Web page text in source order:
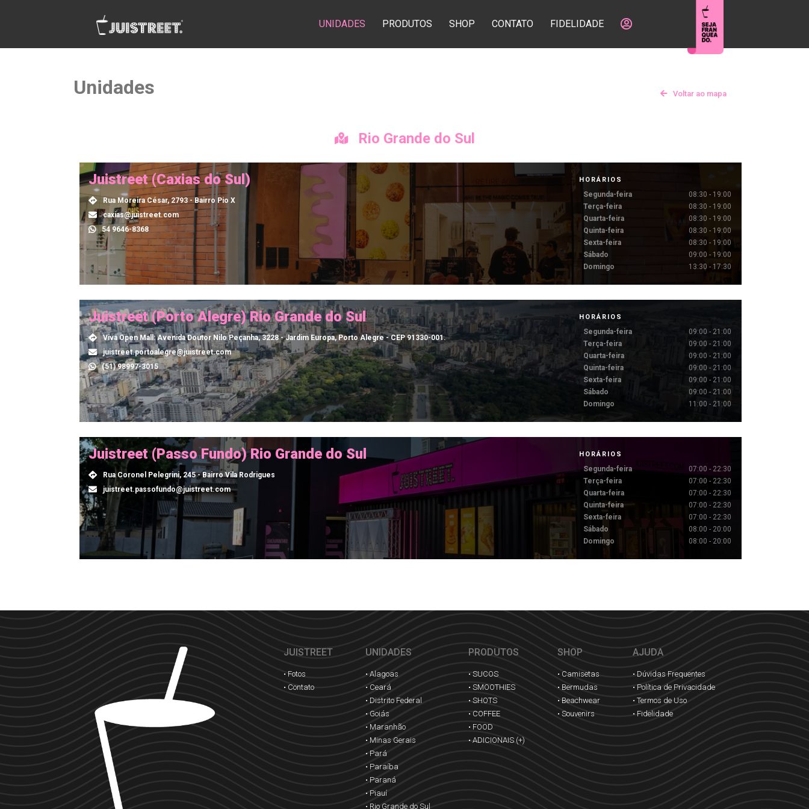
UNIDADES PRODUTOS SHOP CONTATO FIDELIDADE
Unidades Voltar ao mapa
Rio Grande do Sul
Juistreet (Caxias do Sul)
Rua Moreira César, 2793 - Bairro Pio X
caxias@juistreet.com
54 9646-8368
HORÁRIOS
Segunda-feira
08:30 - 19:00
Terça-feira
08:30 - 19:00
Quarta-feira
08:30 - 19:00
Quinta-feira
08:30 - 19:00
Sexta-feira
08:30 - 19:00
Sábado
09:00 - 19:00
Domingo
13:30 - 17:30
Juistreet (Porto Alegre) Rio Grande do Sul
Viva Open Mall: Avenida Doutor Nilo Peçanha, 3228 - Jardim Europa, Porto Alegre - CEP 91330-001.
juistreet.portoalegre@juistreet.com
(51) 98997-3015
HORÁRIOS
Segunda-feira
09:00 - 21:00
Terça-feira
09:00 - 21:00
Quarta-feira
09:00 - 21:00
Quinta-feira
09:00 - 21:00
Sexta-feira
09:00 - 21:00
Sábado
09:00 - 21:00
Domingo
11:00 - 21:00
Juistreet (Passo Fundo) Rio Grande do Sul
Rua Coronel Pelegrini, 245 - Bairro Vila Rodrigues
juistreet.passofundo@juistreet.com
HORÁRIOS
Segunda-feira
07:00 - 22:30
Terça-feira
07:00 - 22:30
Quarta-feira
07:00 - 22:30
Quinta-feira
07:00 - 22:30
Sexta-feira
07:00 - 22:30
Sábado
08:00 - 20:00
Domingo
08:00 - 20:00
JUISTREET
• Fotos
• Contato
UNIDADES
• Alagoas
• Ceará
• Distrito Federal
• Goiás
• Maranhão
• Minas Gerais
• Pará
• Paraíba
• Paraná
• Piauí
• Rio Grande do Sul
PRODUTOS
• SUCOS
• SMOOTHIES
• SHOTS
• COFFEE
• FOOD
• ADICIONAIS (+)
SHOP
• Camisetas
• Bermudas
• Beachwear
• Souvenirs
AJUDA
• Dúvidas Frequentes
• Política de Privacidade
• Termos de Uso
• Fidelidade